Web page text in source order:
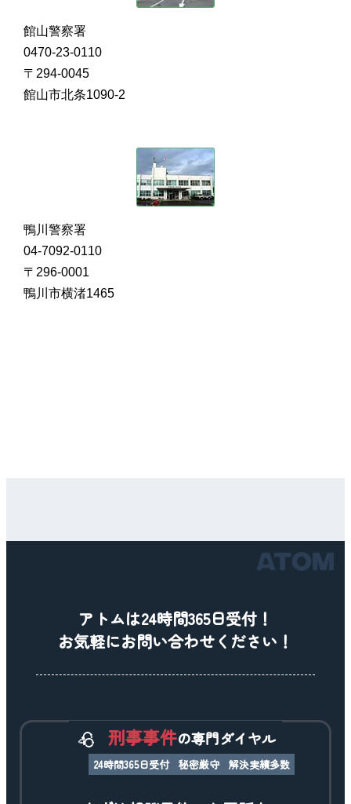
館山警察署
0470-23-0110
〒294-0045
館山市北条1090-2
鴨川警察署
04-7092-0110
〒296-0001
鴨川市横渚1465
アトムは24時間365日受付！
お気軽にお問い合わせください！
刑事事件の専門ダイヤル
24時間365日受付 秘密厳守 解決実績多数